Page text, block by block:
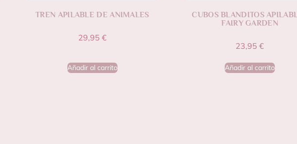
TREN APILABLE DE ANIMALES
29,95 €
Añadir al carrito
CUBOS BLANDITOS
FAIRY GARDEN
23,95€
Añadir al carrito